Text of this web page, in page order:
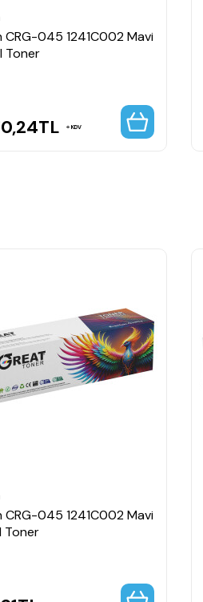
CRG-045 1241C002 Mavi
Toner
TL KDV
CRG-045 1241C002 Mavi
Toner